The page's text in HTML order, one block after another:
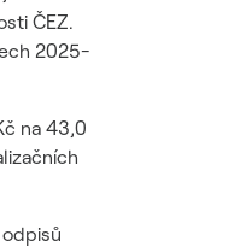
ČEZ.
2025-
na 43,0